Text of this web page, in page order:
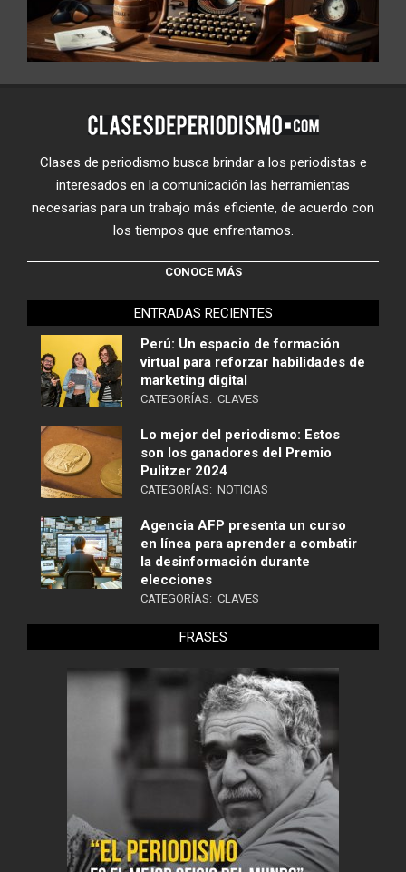
Clases de periodismo busca brindar a los periodistas e
interesados en la comunicación las herramientas
necesarias para un trabajo más eficiente, de acuerdo con
los tiempos que enfrentamos.
CONOCE MÁS
ENTRADAS RECIENTES
Perú: Un espacio de formación
virtual para reforzar habilidades de
marketing digital
CATEGORÍAS: CLAVES
Lo mejor del periodismo: Estos
son los ganadores del Premio
Pulitzer 2024
CATEGORÍAS: NOTICIAS
Agencia AFP presenta un curso
en línea para aprender a combatir
la desinformación durante
elecciones
CATEGORÍAS: CLAVES
FRASES